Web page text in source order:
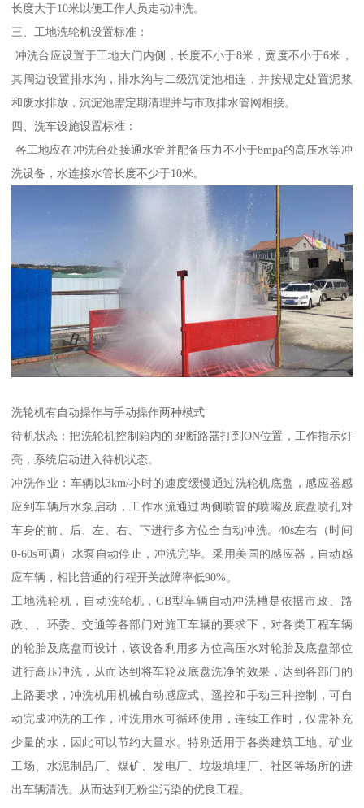
长度大于10米以便工作人员走动冲洗。
三、工地洗轮机设置标准：
冲洗台应设置于工地大门内侧，长度不小于8米，宽度不小于6米，
其周边设置排水沟，排水沟与二级沉淀池相连，并按规定处置泥浆
和废水排放，沉淀池需定期清理并与市政排水管网相接。
四、洗车设施设置标准：
各工地应在冲洗台处接通水管并配备压力不小于8mpa的高压水等冲
洗设备，水连接水管长度不少于10米。
洗轮机有自动操作与手动操作两种模式
待机状态：把洗轮机控制箱内的3P断路器打到ON位置，工作指示灯
亮，系统启动进入待机状态。
冲洗作业：车辆以3km/小时的速度缓慢通过洗轮机底盘，感应器感
应到车辆后水泵启动，工作水流通过两侧喷管的喷嘴及底盘喷孔对
车身的前、后、左、右、下进行多方位全自动冲洗。40s左右（时间
0-60s可调）水泵自动停止，冲洗完毕。采用美国的感应器，自动感
应车辆，相比普通的行程开关故障率低90%。
工地洗轮机，自动洗轮机，GB型车辆自动冲洗槽是依据市政、路
政、、环委、交通等各部门对施工车辆的要求下，对各类工程车辆
的轮胎及底盘而设计，该设备利用多方位高压水对轮胎及底盘部位
进行高压冲洗，从而达到将车轮及底盘洗净的效果，达到各部门的
上路要求，冲洗机用机械自动感应式、遥控和手动三种控制，可自
动完成冲洗的工作，冲洗用水可循环使用，连续工作时，仅需补充
少量的水，因此可以节约大量水。特别适用于各类建筑工地、矿业
工场、水泥制品厂、煤矿、发电厂、垃圾填埋厂、社区等场所的进
出车辆清洗。从而达到无粉尘污染的优良工程。